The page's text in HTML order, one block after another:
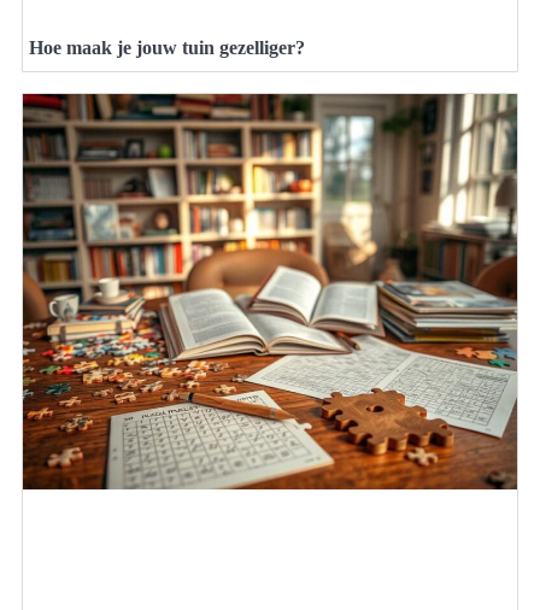
Hoe maak je jouw tuin gezelliger?